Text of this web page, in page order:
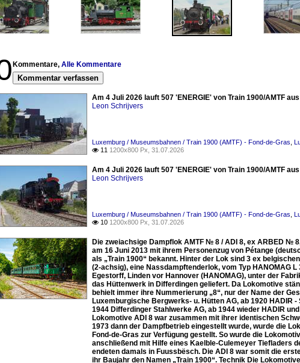
Kommentare, Alle Kommentare
Kommentar verfassen
Am 4 Juli 2026 lauft 507 'ENERGIE' von Train 1900/AMTF
Leon Schrijvers
Luxemburg / Museumsbahnen / Train 1900 (AMTF) - Fond-de-Gras
 11 1200x800 Px, 31.07.2026
Am 4 Juli 2026 lauft 507 'ENERGIE' von Train 1900/AMTF
Leon Schrijvers
Luxemburg / Museumsbahnen / Train 1900 (AMTF) - Fond-de-Gras
 10 1200x800 Px, 31.07.2026
Die zweiachsige Dampflok AMTF № 8 / ADI 8, ex ARBED №
am 16 Juni 2013 mit ihrem Personenzug von Pétange
als „Train 1900“ bekannt. Hinter der Lok sind 3 ex
(2-achsig), eine Nassdampftenderlok, vom Typ HANOMAG
Egestorff, Linden vor Hannover (HANOMAG), unter der
das Hüttenwerk in Differdingen geliefert. Da Lokomotive
behielt immer ihre Nummerierung „8“, nur der Name der
Luxemburgische Bergwerks- u. Hütten AG, ab 1920 HADIR
1944 Differdinger Stahlwerke AG, ab 1944 wieder HADIR
Lokomotive ADI 8 war zusammen mit ihrer identischen
1973 dann der Dampfbetrieb eingestellt wurde, wurde die
Fond-de-Gras zur Verfügung gestellt. So wurde die
anschließend mit Hilfe eines Kaelble-Culemeyer Tiefladers
endeten damals in Fuussbësch. Die ADI 8 war somit die
ihr Baujahr den Namen „Train 1900“. Technik Die